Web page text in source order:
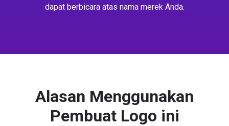
dapat berbicara atas nama merek Anda.
Alasan Menggunakan
Pembuat Logo ini